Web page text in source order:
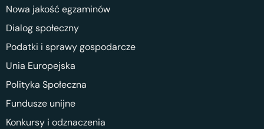
Nowa jakość egzaminów
Dialog społeczny
Podatki i sprawy gospodarcze
Unia Europejska
Polityka Społeczna
Fundusze unijne
Konkursy i odznaczenia